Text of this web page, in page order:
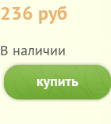
236 руб
В наличии